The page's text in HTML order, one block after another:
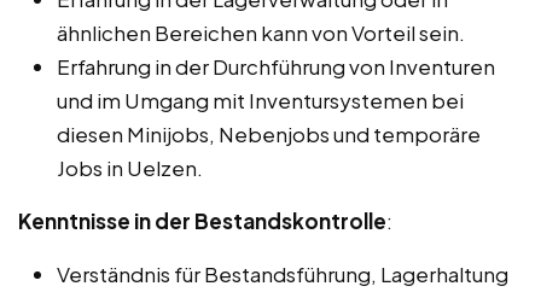
ähnlichen Bereichen kann von Vorteil sein.
Erfahrung in der Durchführung von Inventuren
und im Umgang mit Inventursystemen bei
diesen Minijobs, Nebenjobs und temporäre
Jobs in Uelzen.
Kenntnisse in der Bestandskontrolle:
Verständnis für Bestandsführung, Lagerhaltung